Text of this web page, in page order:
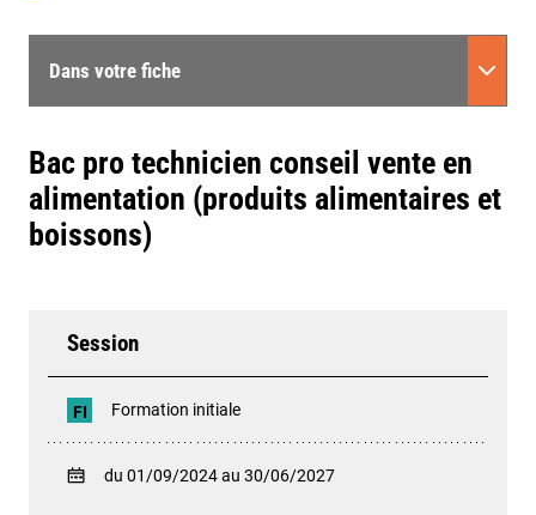
Dans votre fiche
Bac pro technicien conseil vente en
alimentation (produits alimentaires et
boissons)
Session
FI Formation initiale
du 01/09/2024 au 30/06/2027